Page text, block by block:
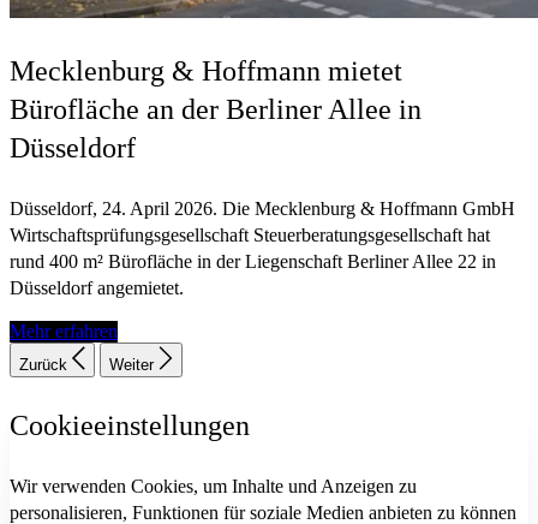
Mecklenburg & Hoffmann mietet
Bürofläche an der Berliner Allee in
Düsseldorf
Düsseldorf, 24. April 2026. Die Mecklenburg & Hoffmann GmbH
Wirtschaftsprüfungsgesellschaft Steuerberatungsgesellschaft hat
rund 400 m² Bürofläche in der Liegenschaft Berliner Allee 22 in
Düsseldorf angemietet.
Mehr erfahren
Zurück Weiter
Cookieeinstellungen
Wir verwenden Cookies, um Inhalte und Anzeigen zu
personalisieren, Funktionen für soziale Medien anbieten zu können